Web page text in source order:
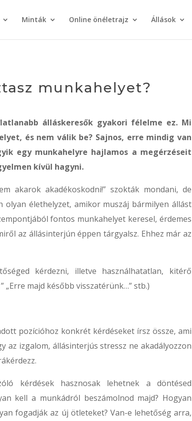
Minták Online önéletrajz Állások
munkahelyet?
álláskeresők gyakori félelme ez. Mi
és nem válik be? Sajnos, erre mindig van
egy munkahelyre hajlamos a megérzéseit
kívül hagyni.
akarok akadékoskodni!” szokták mondani, de
élethelyzet, amikor muszáj bármilyen állást
fontos munkahelyet keresel, érdemes
az állásinterjún éppen tárgyalsz. Ehhez már az
kérdezni, illetve használhatatlan, kitérő
„Erre majd később visszatérünk…” stb.)
pozícióhoz konkrét kérdéseket írsz össze, ami
az izgalom, állásinterjús stressz ne akadályozzon
kérdések hasznosak lehetnek a döntésed
kell a munkádról beszámolnod majd? Hogyan
fogadják az új ötleteket? Van-e lehetőség arra,